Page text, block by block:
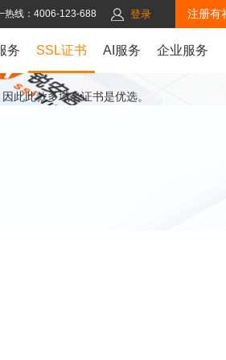
热线：4006-123-688 登录 注册有
务 SSL证书 AI服务 企业服务
此此款多域名证书是优选。